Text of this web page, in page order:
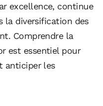
excellence, continue
la diversification des
Comprendre la
est essentiel pour
anticiper les